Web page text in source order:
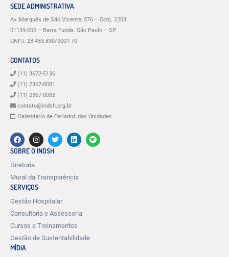
SEDE ADMINISTRATIVA
Av. Marquês de São Vicente, 576 – Conj. 2203
01139-000 – Barra Funda. São Paulo – SP.
CNPJ: 23.453.830/0001-70
CONTATOS
(11) 3672-5136
(11) 2367-0081
(11) 2367-0082
contato@indsh.org.br
Calendário de Feriados das Unidades
SOBRE O INDSH
Diretoria
Mural da Transparência
SERVIÇOS
Gestão Hospitalar
Consultoria e Assessoria
Cursos e Treinamentos
Gestão de Sustentabilidade
MÍDIA